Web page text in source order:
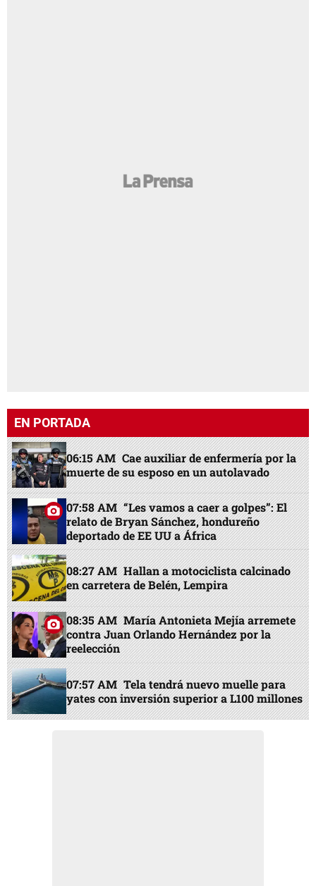
EN PORTADA
06:15 AM Cae auxiliar de enfermería por la
muerte de su esposo en un autolavado
07:58 AM “Les vamos a caer a golpes”: El
relato de Bryan Sánchez, hondureño
deportado de EE UU a África
08:27 AM Hallan a motociclista calcinado
en carretera de Belén, Lempira
08:35 AM María Antonieta Mejía arremete
contra Juan Orlando Hernández por la
reelección
07:57 AM Tela tendrá nuevo muelle para
yates con inversión superior a L100 millones